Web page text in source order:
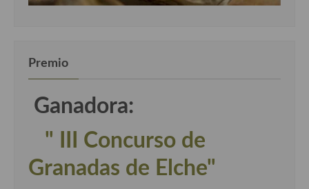
Premio
Ganadora:
" III Concurso de
Granadas de Elche"